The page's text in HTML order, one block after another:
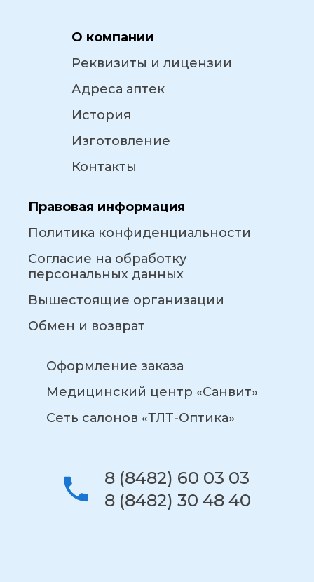
О компании
Реквизиты и лицензии
Адреса аптек
История
Изготовление
Контакты
Правовая информация
Политика конфиденциальности
Согласие на обработку
персональных данных
Вышестоящие организации
Обмен и возврат
Оформление заказа
Медицинский центр «Санвит»
Сеть салонов «ТЛТ-Оптика»
8 (8482) 60 03 03
8 (8482) 30 48 40